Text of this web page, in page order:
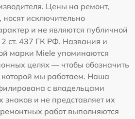
Цены на ремонт,
исключительно
и не являются публичной
2 ст. 437 ГК РФ. Названия и
марки Miele упоминаются
целях — чтобы обозначить
которой мы работаем. Наша
с владельцами
и не представляет их
работ выполняются